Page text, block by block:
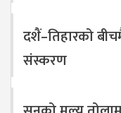
दशैं–तिहारको
संस्करण